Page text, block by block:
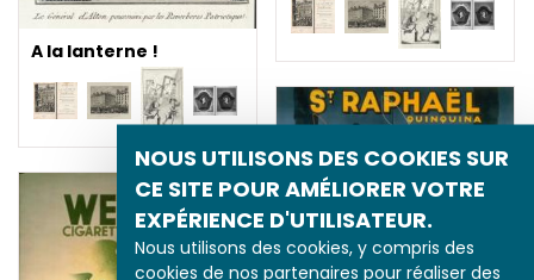
NOUS UTILISONS DES COOKIES SUR
CE SITE POUR AMÉLIORER VOTRE
EXPÉRIENCE D'UTILISATEUR.
Nous utilisons des cookies, y compris des
cookies de nos partenaires pour réaliser des
A la lanterne !
Les codes publicitaires